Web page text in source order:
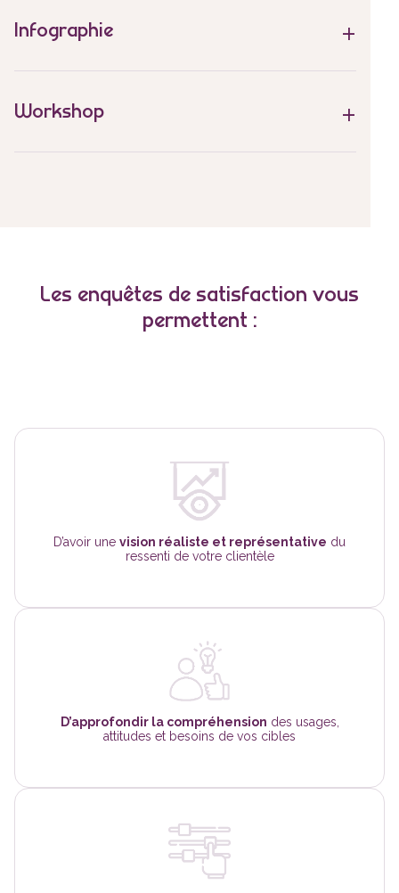
Infographie
Workshop
Les enquêtes de satisfaction vous
permettent :
D’avoir une vision réaliste et représentative du
ressenti de votre clientèle
D’approfondir la compréhension des usages,
attitudes et besoins de vos cibles